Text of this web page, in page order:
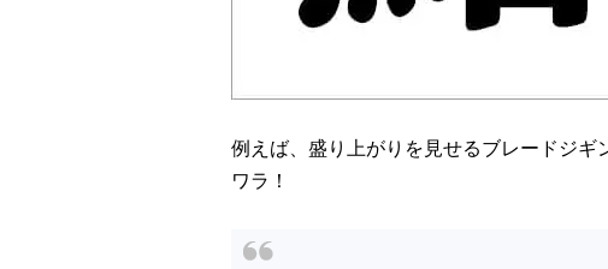
例えば、盛り上がりを見せるブレードジ
ワラ！